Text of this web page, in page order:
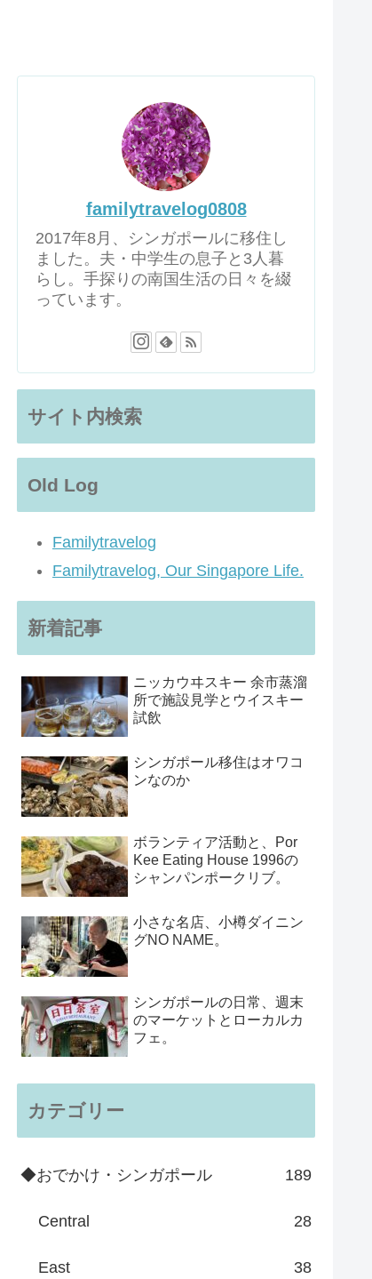
familytravelog0808
2017年8月、シンガポールに移住し
ました。夫・中学生の息子と3人暮
らし。手探りの南国生活の日々を綴
っています。
サイト内検索
Old Log
Familytravelog
Familytravelog, Our Singapore Life.
新着記事
ニッカウヰスキー 余市蒸溜
所で施設見学とウイスキー
試飲
シンガポール移住はオワコ
ンなのか
ボランティア活動と、Por
Kee Eating House 1996の
シャンパンポークリブ。
小さな名店、小樽ダイニン
グNO NAME。
シンガポールの日常、週末
のマーケットとローカルカ
フェ。
カテゴリー
◆おでかけ・シンガポール 189
Central 28
East 38